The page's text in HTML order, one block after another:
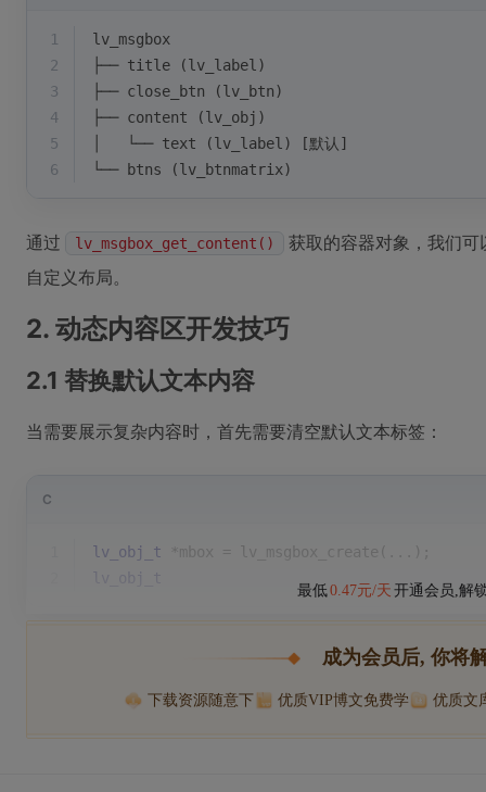
1
lv_msgbox
2
├── title (lv_label)
3
├── close_btn (lv_btn)
4
├── content (lv_obj)
5
│   └── text (lv_label) [默认]
6
└── btns (lv_btnmatrix)
通过 lv_msgbox_get_content()
获取的容器对象，我们
自定义布局。
2. 动态内容区开发技巧
2.1 替换默认文本内容
当需要展示复杂内容时，首先需要清空默认文本标签：
C
lv_obj_t *mbox = lv_msgbox_create(...);
最低0.47元/天 开通会员,解
成为会员后, 你将
下载资源随意下 优质VIP博文免费学 优质文